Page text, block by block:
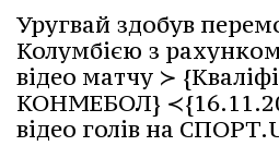
Уругвай здобув
Колумбією з
відео матчу ≻
КОНМЕБОЛ}
відео голів на